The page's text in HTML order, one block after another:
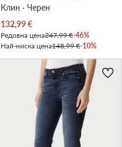
Клин · Черен
Актуална цена
132,99€
Редовна цена247,99 €-46%
Най-ниска цена148,99 €-10%